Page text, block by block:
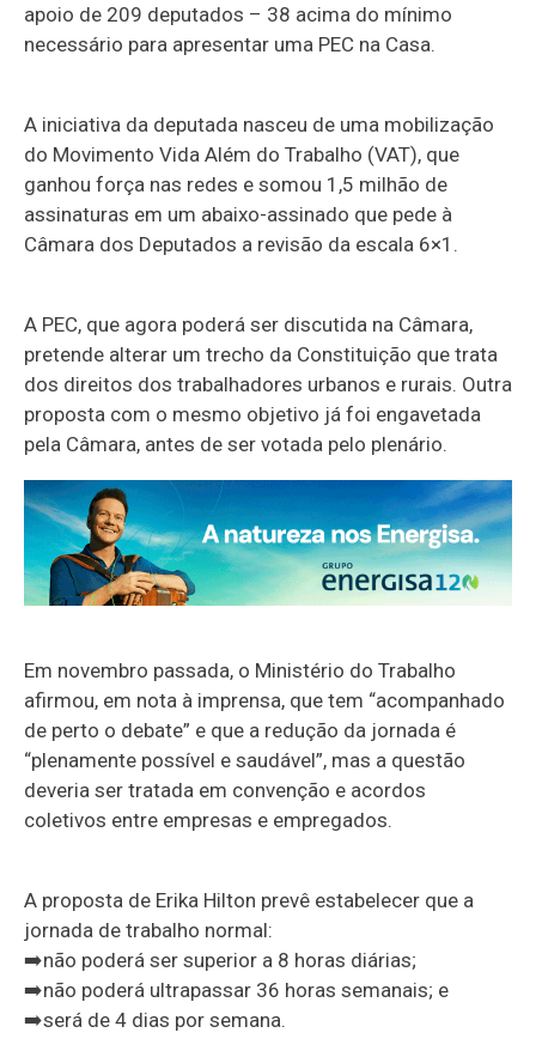
apoio de 209 deputados – 38 acima do mínimo
necessário para apresentar uma PEC na Casa.
A iniciativa da deputada nasceu de uma mobilização
do Movimento Vida Além do Trabalho (VAT), que
ganhou força nas redes e somou 1,5 milhão de
assinaturas em um abaixo-assinado que pede à
Câmara dos Deputados a revisão da escala 6×1.
A PEC, que agora poderá ser discutida na Câmara,
pretende alterar um trecho da Constituição que trata
dos direitos dos trabalhadores urbanos e rurais. Outra
proposta com o mesmo objetivo já foi engavetada
pela Câmara, antes de ser votada pelo plenário.
Em novembro passada, o Ministério do Trabalho
afirmou, em nota à imprensa, que tem “acompanhado
de perto o debate” e que a redução da jornada é
“plenamente possível e saudável”, mas a questão
deveria ser tratada em convenção e acordos
coletivos entre empresas e empregados.
A proposta de Erika Hilton prevê estabelecer que a
jornada de trabalho normal:
➡️não poderá ser superior a 8 horas diárias;
➡️não poderá ultrapassar 36 horas semanais; e
➡️será de 4 dias por semana.